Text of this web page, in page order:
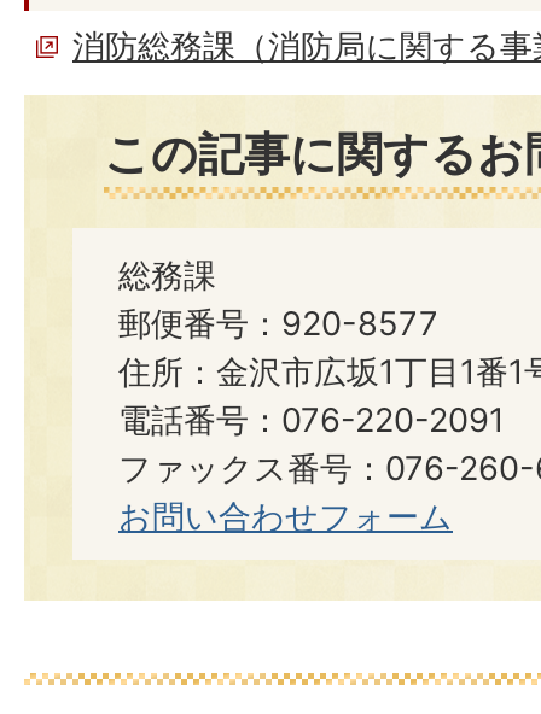
消防総務課（消防局に関する事
この記事に関する
総務課
郵便番号：920-8577
住所：金沢市広坂1丁目1番1
電話番号：076-220-2091
ファックス番号：076-
お問い合わせフォーム